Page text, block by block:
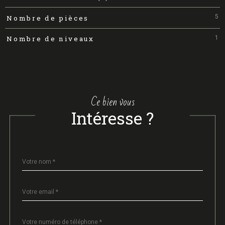
Nombre de pièces 5
Nombre de niveaux 1
ce bien vous
intéresse ?
Fieldset
par
défaut
*
*
*